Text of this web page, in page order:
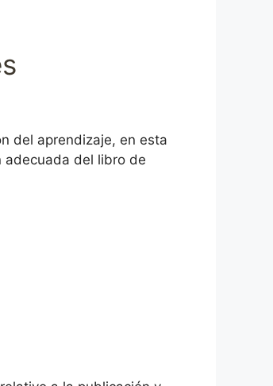
del aprendizaje, en esta
adecuada del libro de